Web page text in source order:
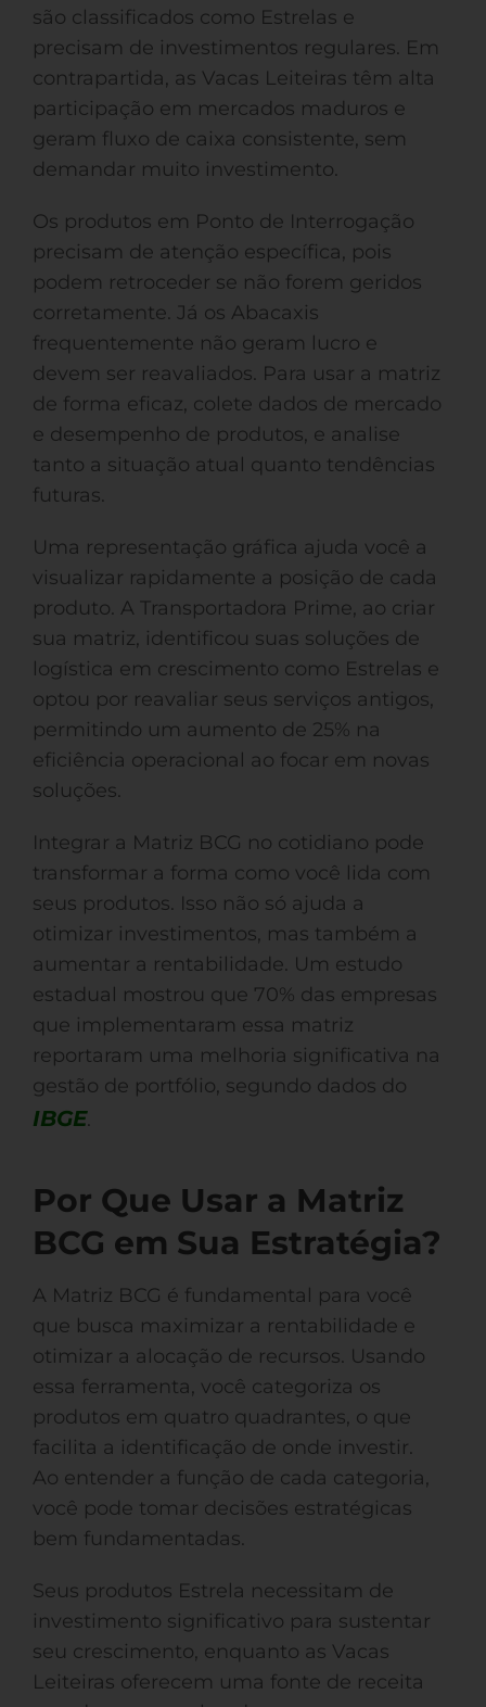
são classificados como Estrelas e
precisam de investimentos regulares. Em
contrapartida, as Vacas Leiteiras têm alta
participação em mercados maduros e
geram fluxo de caixa consistente, sem
demandar muito investimento.
Os produtos em Ponto de Interrogação
precisam de atenção específica, pois
podem retroceder se não forem geridos
corretamente. Já os Abacaxis
frequentemente não geram lucro e
devem ser reavaliados. Para usar a matriz
de forma eficaz, colete dados de mercado
e desempenho de produtos, e analise
tanto a situação atual quanto tendências
futuras.
Uma representação gráfica ajuda você a
visualizar rapidamente a posição de cada
produto. A Transportadora Prime, ao criar
sua matriz, identificou suas soluções de
logística em crescimento como Estrelas e
optou por reavaliar seus serviços antigos,
permitindo um aumento de 25% na
eficiência operacional ao focar em novas
soluções.
Integrar a Matriz BCG no cotidiano pode
transformar a forma como você lida com
seus produtos. Isso não só ajuda a
otimizar investimentos, mas também a
aumentar a rentabilidade. Um estudo
estadual mostrou que 70% das empresas
que implementaram essa matriz
reportaram uma melhoria significativa na
gestão de portfólio, segundo dados do
IBGE.
Por Que Usar a Matriz
BCG em Sua Estratégia?
A Matriz BCG é fundamental para você
que busca maximizar a rentabilidade e
otimizar a alocação de recursos. Usando
essa ferramenta, você categoriza os
produtos em quatro quadrantes, o que
facilita a identificação de onde investir.
Ao entender a função de cada categoria,
você pode tomar decisões estratégicas
bem fundamentadas.
Seus produtos Estrela necessitam de
investimento significativo para sustentar
seu crescimento, enquanto as Vacas
Leiteiras oferecem uma fonte de receita